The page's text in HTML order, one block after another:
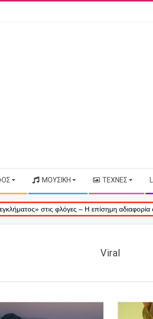
ΜΟΥΣΙΚΉ ΤΈΧΝΕΣ
φλόγες – Η επίσημη αδιαφορία απέναντι
Viral